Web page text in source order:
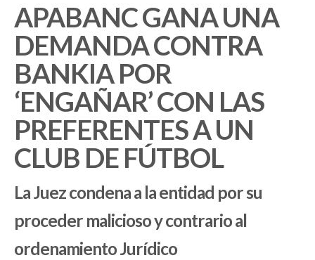
APABANC GANA UNA
DEMANDA CONTRA
BANKIA POR
‘ENGAÑAR’ CON LAS
PREFERENTES A UN
CLUB DE FÚTBOL
La Juez condena a la entidad por su
proceder maliciosoy contrario al
ordenamiento Jurídico